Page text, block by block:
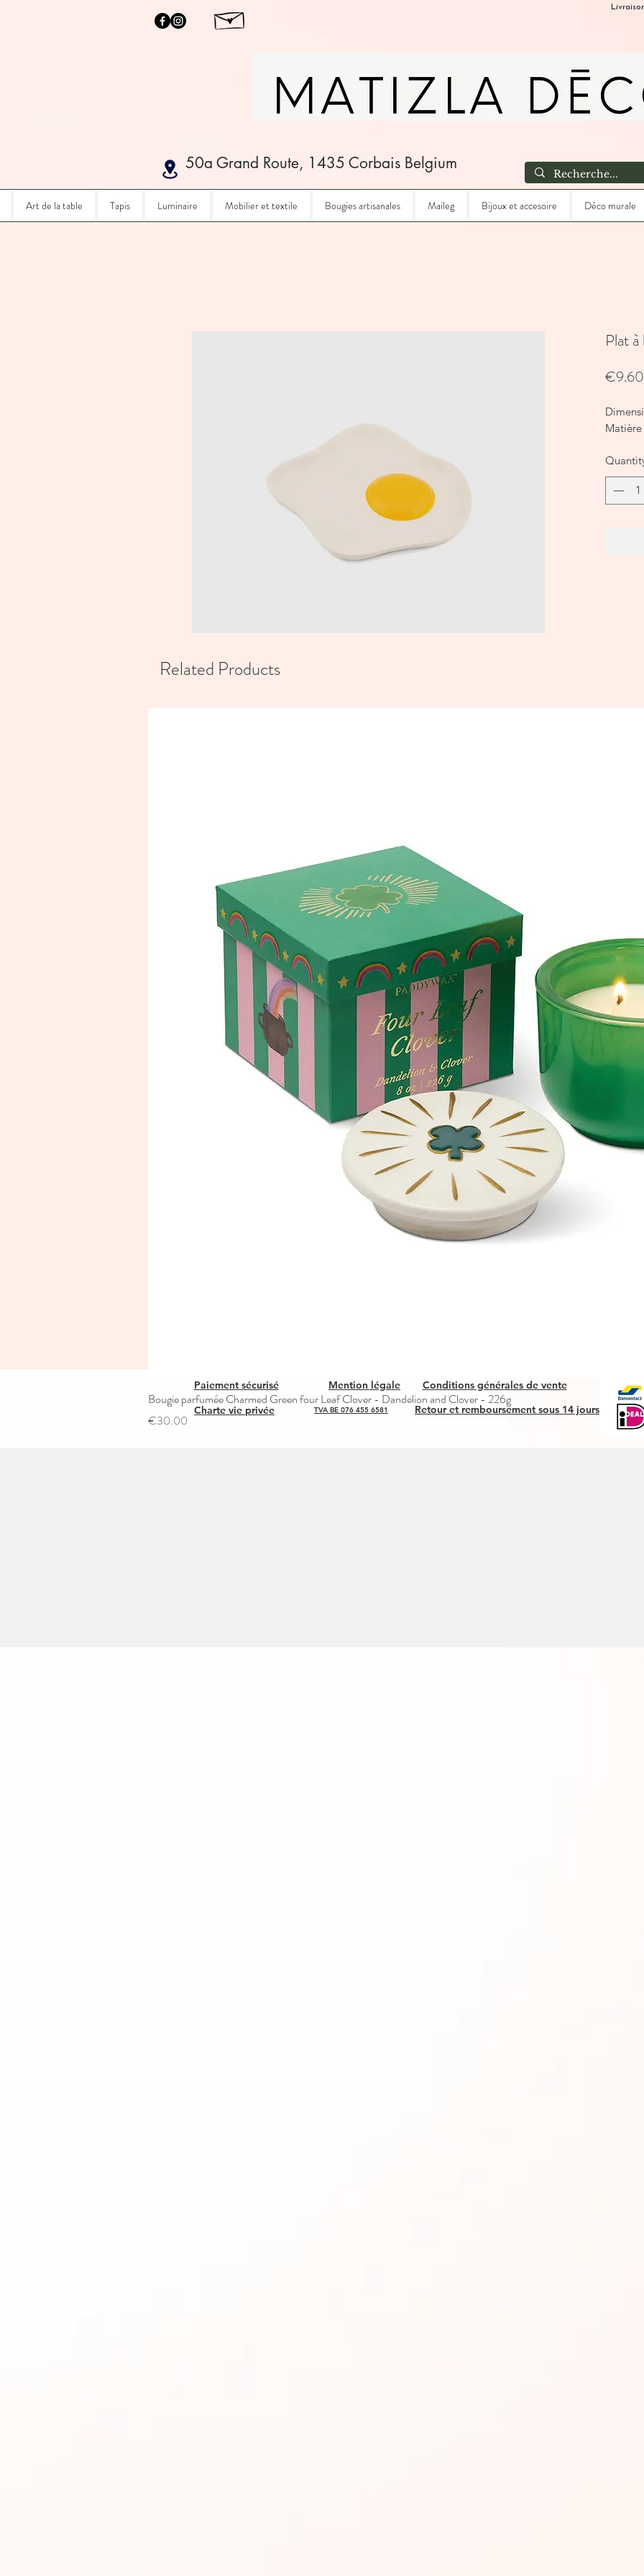
50a Grand Route, 1435 Corbais Belgium
Art de la table Tapis Luminaire Mobilier et textile Bougies artisanales Maileg Bijoux et accesoire Déco murale
Plat
€9.60
Related Products
Quick View
Bougie parfumée Charmed Green four Leaf Clover - Dandelion and Clover - 226g
Price
€30.00
Paiement sécurisé Mention légale
Conditions générales de vente
Charte vie privée
Retour et remboursement sous 14 jours
TVA BE 076 455 6581